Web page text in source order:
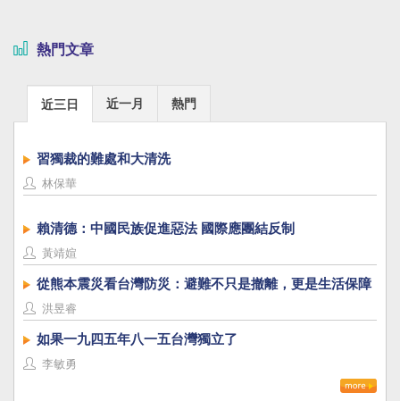
熱門文章
近三日 近一月 熱門
習獨裁的難處和大清洗
林保華
賴清德：中國民族促進惡法 國際應團結反制
黃靖媗
從熊本震災看台灣防災：避難不只是撤離，更是生活保障
洪昱睿
如果一九四五年八一五台灣獨立了
李敏勇